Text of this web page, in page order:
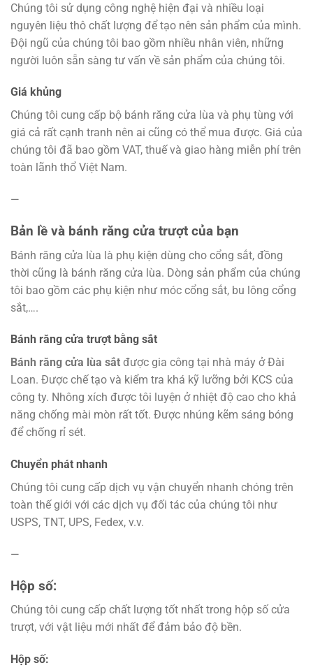
Chúng tôi sử dụng công nghệ hiện đại và nhiều loại
nguyên liệu thô chất lượng để tạo nên sản phẩm của mình.
Đội ngũ của chúng tôi bao gồm nhiều nhân viên, những
người luôn sẵn sàng tư vấn về sản phẩm của chúng tôi.
Giá khủng
Chúng tôi cung cấp bộ bánh răng cửa lùa và phụ tùng với
giá cả rất cạnh tranh nên ai cũng có thể mua được. Giá của
chúng tôi đã bao gồm VAT, thuế và giao hàng miễn phí trên
toàn lãnh thổ Việt Nam.
—
Bản lề và bánh răng cửa trượt của bạn
Bánh răng cửa lùa là phụ kiện dùng cho cổng sắt, đồng
thời cũng là bánh răng cửa lùa. Dòng sản phẩm của chúng
tôi bao gồm các phụ kiện như móc cổng sắt, bu lông cổng
sắt,….
Bánh răng cửa trượt bằng sắt
Bánh răng cửa lùa sắt được gia công tại nhà máy ở Đài
Loan. Được chế tạo và kiểm tra khá kỹ lưỡng bởi KCS của
công ty. Nhông xích được tôi luyện ở nhiệt độ cao cho khả
năng chống mài mòn rất tốt. Được nhúng kẽm sáng bóng
để chống rỉ sét.
Chuyển phát nhanh
Chúng tôi cung cấp dịch vụ vận chuyển nhanh chóng trên
toàn thế giới với các dịch vụ đối tác của chúng tôi như
USPS, TNT, UPS, Fedex, v.v.
—
Hộp số:
Chúng tôi cung cấp chất lượng tốt nhất trong hộp số cửa
trượt, với vật liệu mới nhất để đảm bảo độ bền.
Hộp số: